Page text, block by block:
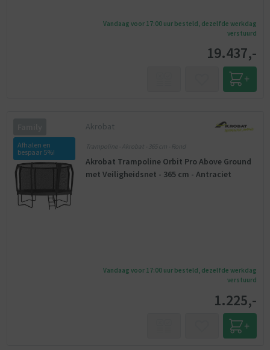
Vandaag voor 17:00 uur besteld, dezelfde werkdag
verstuurd
19.437,-
Afhalen en
bespaar 5%!
Akrobat
Trampoline - Akrobat - 365 cm - Rond
Akrobat Trampoline Orbit Pro Above Ground
met Veiligheidsnet - 365 cm - Antraciet
Vandaag voor 17:00 uur besteld, dezelfde werkdag
verstuurd
1.225,-